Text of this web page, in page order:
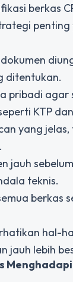
berkas
penting
ditentukan.
pribadi agar
KTP
yang
jauh
teknis.
berkas
hal-
jauh lebih
Menghadapi